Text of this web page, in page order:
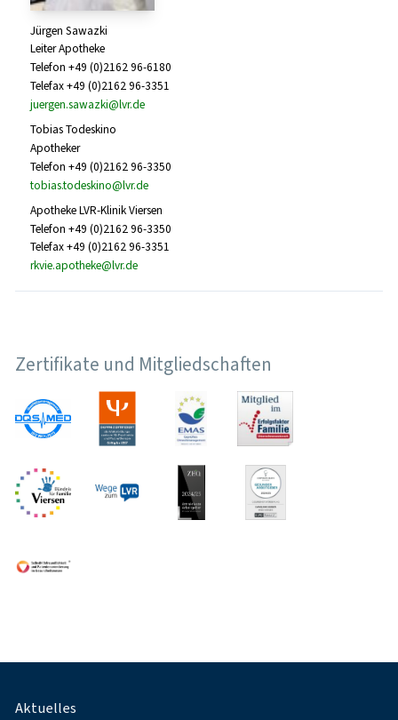
Jürgen Sawazki
Leiter Apotheke
Telefon +49 (0)2162 96-6180
Telefax +49 (0)2162 96-3351
juergen.sawazki@lvr.de
Tobias Todeskino
Apotheker
Telefon +49 (0)2162 96-3350
tobias.todeskino@lvr.de
Apotheke LVR-Klinik Viersen
Telefon +49 (0)2162 96-3350
Telefax +49 (0)2162 96-3351
rkvie.apotheke@lvr.de
Zertifikate und Mitgliedschaften
Fußnavigation
Aktuelles